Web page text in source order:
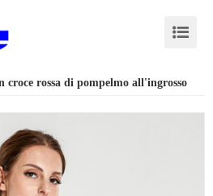
rossa di pompelmo all'ingrosso